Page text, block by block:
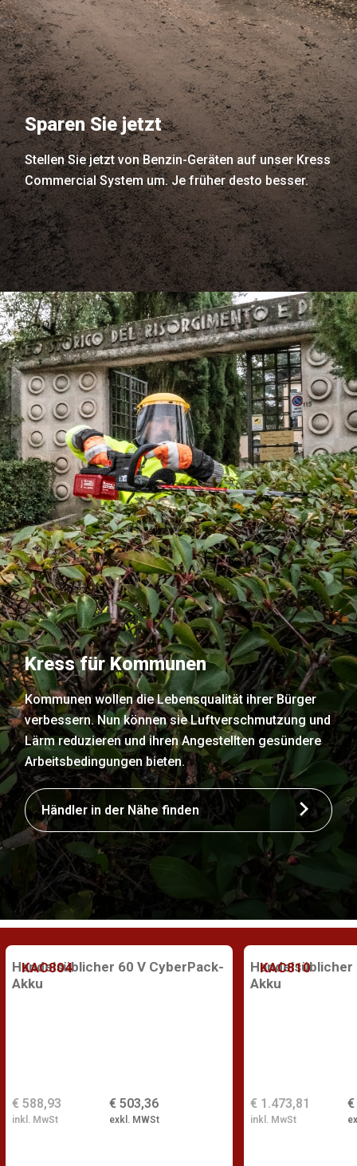
Sparen Sie jetzt
Stellen Sie jetzt von Benzin-Geräten auf unser Kress
Commercial System um. Je früher desto besser.
Kress für Kommunen
Kommunen wollen die Lebensqualität ihrer Bürger
verbessern. Nun können sie Luftverschmutzung und
Lärm reduzieren und ihren Angestellten gesündere
Arbeitsbedingungen bieten.
Händler in der Nähe finden
KAC804
Handelsüblicher 60 V CyberPack-
Akku
€ 503,36
exkl. MWSt
€ 588,93
inkl. MwSt
KAC810
Handelsüblicher
Akku
€
€ 1.473,81
inkl. MwSt